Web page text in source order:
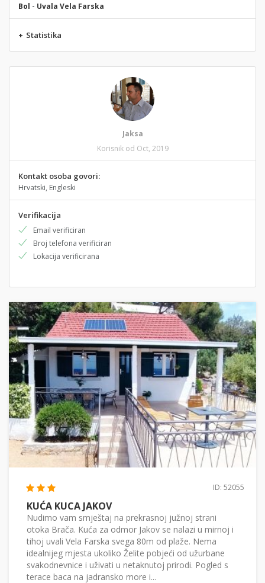
Bol - Uvala Vela Farska
+ Statistika
Jaksa
Korisnik od Oct, 2019
Kontakt osoba govori:
Hrvatski, Engleski
Verifikacija
Email verificiran
Broj telefona verificiran
Lokacija verificirana
ID: 52055
KUĆA KUCA JAKOV
Nudimo vam smještaj na prekrasnoj južnoj strani
otoka Brača. Kuća za odmor Jakov se nalazi u mirnoj i
tihoj uvali Vela Farska svega 80m od plaže. Nema
idealnijeg mjesta ukoliko Želite pobjeći od užurbane
svakodnevnice i uživati u netaknutoj prirodi. Pogled s
terace baca na jadransko more i...